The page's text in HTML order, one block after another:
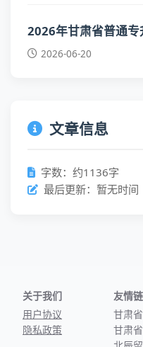
2026年甘肃省普通
2026-06-20
文章信息
字数：约1136字
最后更新：暂无时间
关于我们
用户协议
隐私政策
友情
甘肃
甘肃